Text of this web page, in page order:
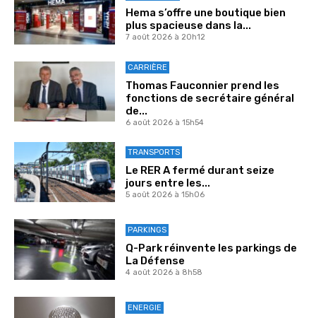
Hema s’offre une boutique bien
plus spacieuse dans la...
7 août 2026 à 20h12
CARRIÈRE
Thomas Fauconnier prend les
fonctions de secrétaire général
de...
6 août 2026 à 15h54
TRANSPORTS
Le RER A fermé durant seize
jours entre les...
5 août 2026 à 15h06
PARKINGS
Q-Park réinvente les parkings de
La Défense
4 août 2026 à 8h58
ENERGIE